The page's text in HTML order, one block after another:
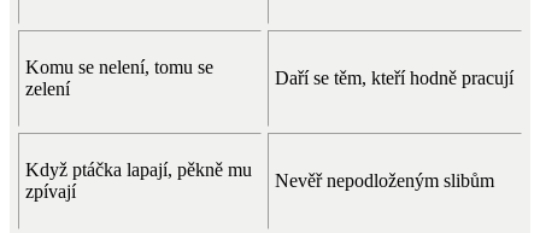
Komu se nelení, tomu se
zelení
Daří se těm, kteří hodně pracují
Když ptáčka lapají, pěkně mu
zpívají
Nevěř nepodloženým slibům